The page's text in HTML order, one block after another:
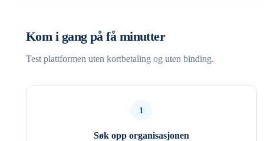
Kom i gang på få minutter
Test plattformen uten kortbetaling og uten binding.
1
Søk opp organisasjonen